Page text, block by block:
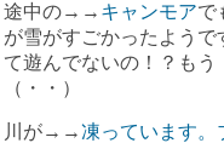
途中の→→ キャンモアで
が雪がすごかったよう
て遊んでないの！？も
（・・）
川が→→凍っています。